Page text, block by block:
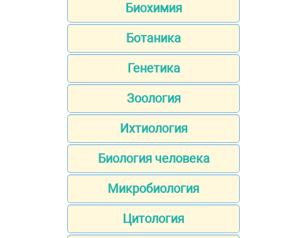
Биохимия
Ботаника
Генетика
Зоология
Ихтиология
Биология человека
Микробиология
Цитология